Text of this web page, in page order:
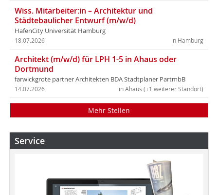
Wiss. Mitarbeiter:in – Architektur und
Städtebaulicher Entwurf (m/w/d)
HafenCity Universität Hamburg
in Hamburg
18.07.2026
Architekt (m/w/d) für LPH 1-5 in Ahaus oder
Dortmund
farwickgrote partner Architekten BDA Stadtplaner PartmbB
in Ahaus (+1 weiterer Standort)
14.07.2026
Mehr Stellen
Service